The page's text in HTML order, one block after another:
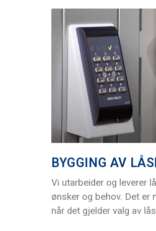
BYGGING AV
Vi utarbeider og leverer
ønsker og behov. Det er
når det gjelder valg av